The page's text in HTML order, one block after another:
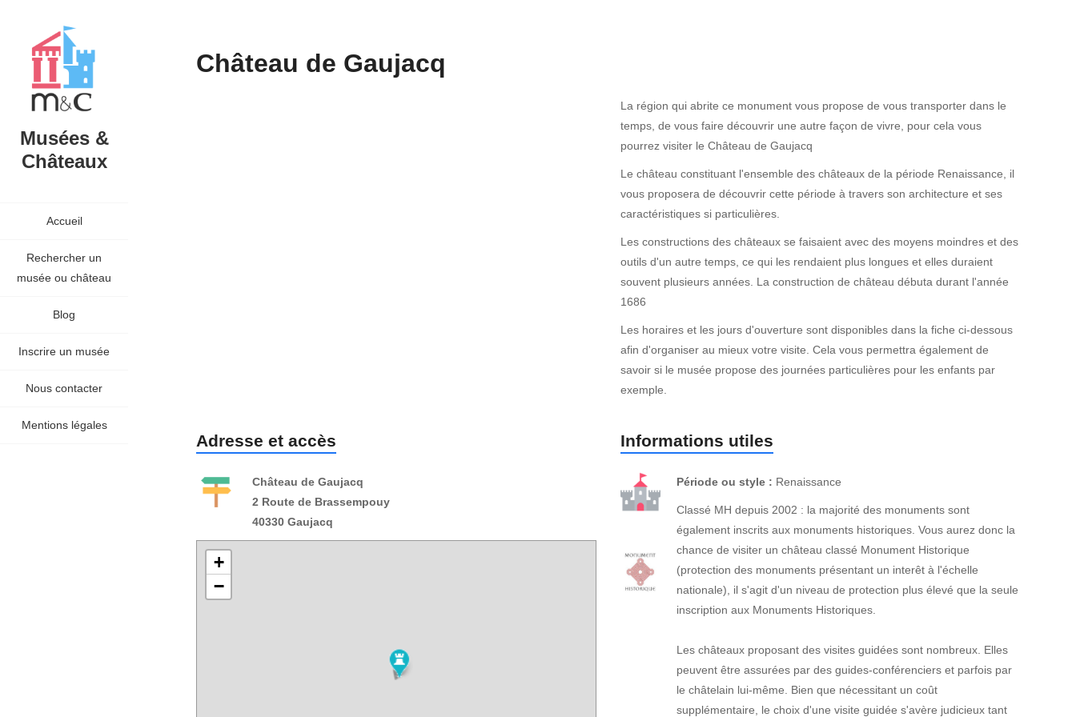
Musées &
Châteaux
Accueil
Rechercher un
musée ou château
Blog
Inscrire un musée
Nous contacter
Mentions légales
Château de Gaujacq
La région qui abrite ce monument vous propose de vous transporter dans le
temps, de vous faire découvrir une autre façon de vivre, pour cela vous
pourrez visiter le Château de Gaujacq
Le château constituant l'ensemble des châteaux de la période Renaissance, il
vous proposera de découvrir cette période à travers son architecture et ses
caractéristiques si particulières.
Les constructions des châteaux se faisaient avec des moyens moindres et des
outils d'un autre temps, ce qui les rendaient plus longues et elles duraient
souvent plusieurs années. La construction de château débuta durant l'année
1686
Les horaires et les jours d'ouverture sont disponibles dans la fiche ci-dessous
afin d'organiser au mieux votre visite. Cela vous permettra également de
savoir si le musée propose des journées particulières pour les enfants par
exemple.
Adresse et accès
Château de Gaujacq
2 Route de Brassempouy
40330 Gaujacq
+
−
Informations utiles
Période ou style : Renaissance
Classé MH depuis 2002 : la majorité des monuments sont
également inscrits aux monuments historiques. Vous aurez donc la
chance de visiter un château classé Monument Historique
(protection des monuments présentant un interêt à l'échelle
nationale), il s'agit d'un niveau de protection plus élevé que la seule
inscription aux Monuments Historiques.
Les châteaux proposant des visites guidées sont nombreux. Elles
peuvent être assurées par des guides-conférenciers et parfois par
le châtelain lui-même. Bien que nécessitant un coût
supplémentaire, le choix d'une visite guidée s'avère judicieux tant